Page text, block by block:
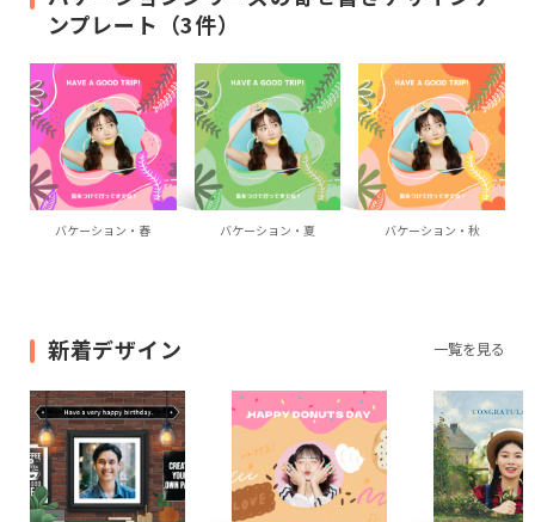
ンプレート（3件）
バケーション・春 バケーション・夏 バケーション・秋
新着デザイン 一覧を見る